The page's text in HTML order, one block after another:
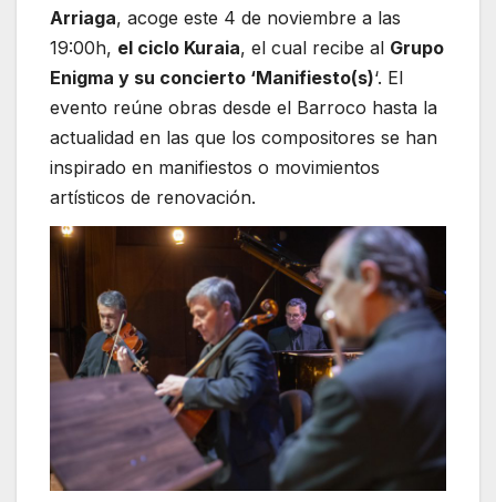
Arriaga, acoge este 4 de noviembre a las
19:00h, el ciclo Kuraia, el cual recibe al Grupo
Enigma y su concierto ‘Manifiesto(s)‘. El
evento reúne obras desde el Barroco hasta la
actualidad en las que los compositores se han
inspirado en manifiestos o movimientos
artísticos de renovación.